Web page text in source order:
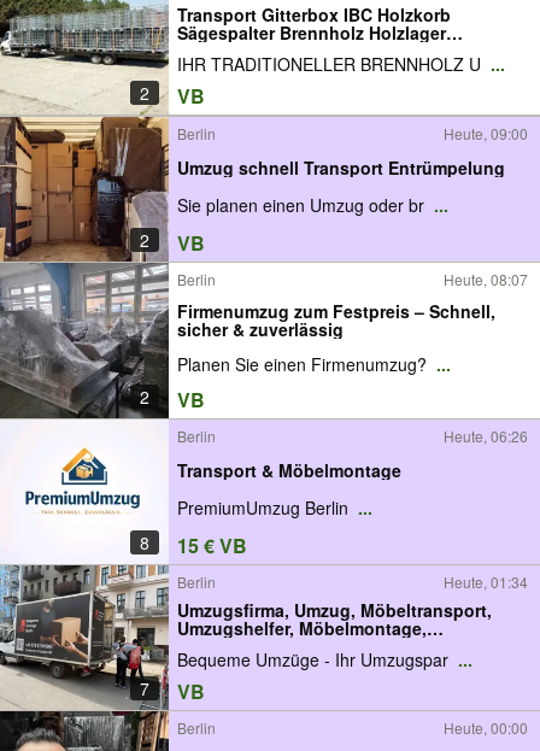
2
Transport Gitterbox IBC Holzkorb
Sägespalter Brennholz Holzlager
Kartoffelkiste Eurokisten
IHR TRADITIONELLER BRENNHOLZ U ...
VB
2
Berlin Heute, 09:00
Umzug schnell Transport Entrümpelung
Sie planen einen Umzug oder br ...
VB
2
Berlin Heute, 08:07
Firmenumzug zum Festpreis – Schnell,
sicher & zuverlässig
Planen Sie einen Firmenumzug? ...
VB
8
Berlin Heute, 06:26
Transport & Möbelmontage
PremiumUmzug Berlin ...
15 € VB
7
Berlin Heute, 01:34
Umzugsfirma, Umzug, Möbeltransport,
Umzugshelfer, Möbelmontage,
Küchenmontage
Bequeme Umzüge - Ihr Umzugspar ...
VB
Berlin Heute, 00:00